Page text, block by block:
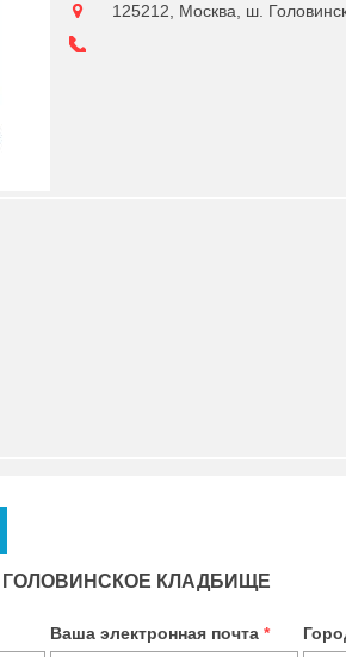
125212, Москва, ш.
КЛАДБИЩЕ
Ваша электронная почта *